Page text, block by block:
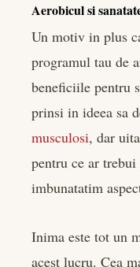
Aerobicul si
Un motiv in plus
programul tau de
beneficiile pentru
prinsi in ideea sa
musculosi, dar
pentru ce ar trebui
imbunatatim
Inima este tot un
acest lucru. Cea